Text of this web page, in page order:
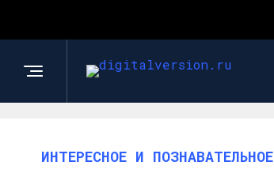
ИНТЕРЕСНОЕ И ПОЗНАВАТЕЛЬНОЕ